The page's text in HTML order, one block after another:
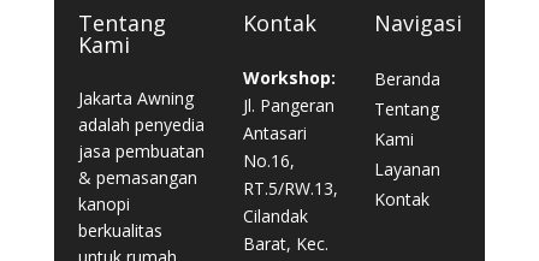
Tentang
Kami
Jakarta Awning
adalah penyedia
jasa pembuatan
& pemasangan
kanopi
berkualitas
Kontak
Workshop:
Jl. Pangeran
Antasari
No.16,
RT.5/RW.13,
Cilandak
Barat, Kec.
Navigasi
Beranda
Tentang
Kami
Layanan
Kontak